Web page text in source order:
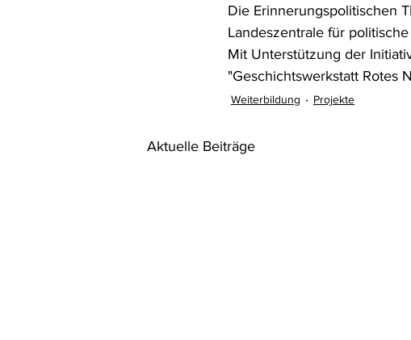
Die Erinnerungspolitischen
Landeszentrale für
Mit Unterstützung der
"Geschichtswerkstatt Rotes
Weiterbildung Projekte
Aktuelle Beiträge